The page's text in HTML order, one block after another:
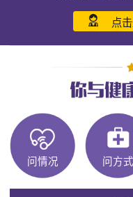
点
问情况 问方式